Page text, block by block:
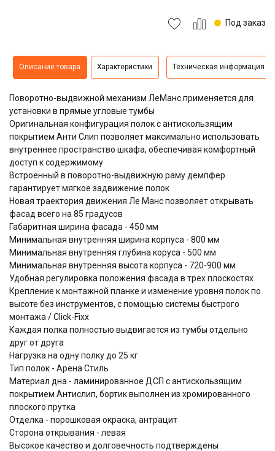
Под заказ
Описание товара Характеристики Техническая информация
Поворотно-выдвижной механизм ЛеМанс применяется для
установки в прямые угловые тумбы
Оригинальная конфигурация полок с антискользящим
покрытием Анти Слип позволяет максимально использовать
внутреннее пространство шкафа, обеспечивая комфортный
доступ к содержимому
Встроенный в поворотно-выдвижную раму демпфер
гарантирует мягкое задвижение полок
Новая траектория движения Ле Манс позволяет открывать
фасад всего на 85 градусов
Габаритная ширина фасада - 450 мм
Минимальная внутренняя ширина корпуса - 800 мм
Минимальная внутренняя глубина коруса - 500 мм
Минимальная внутренняя высота корпуса - 720-900 мм
Удобная регулировка положения фасада в трех плоскостях
Крепление к монтажной планке и изменение уровня полок по
высоте без инструментов, с помощью системы быстрого
монтажа / Click-Fixx
Каждая полка полностью выдвигается из тумбы отдельно
друг от друга
Нагрузка на одну полку до 25 кг
Тип полок - Арена Стиль
Материал дна - ламинированное ДСП с антискользящим
покрытием Антислип, бортик выполнен из хромированного
плоского прутка
Отделка - порошковая окраска, антрацит
Сторона открывания - левая
Высокое качество и долговечность подтверждены